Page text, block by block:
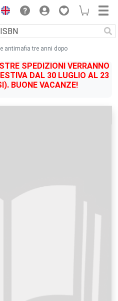
antimafia tre anni dopo
SPEDIZIONI VERRANNO
DAL 30 LUGLIO AL 23
BUONE VACANZE!